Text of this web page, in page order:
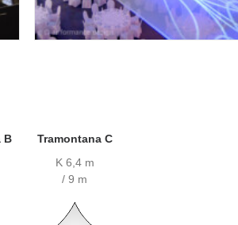
B
Tramontana C
K 6,4 m
/ 9 m